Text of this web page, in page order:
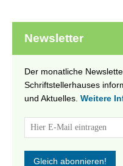
Newsletter
Der monatliche
Schriftstellerhauses
und Aktuelles. Weitere